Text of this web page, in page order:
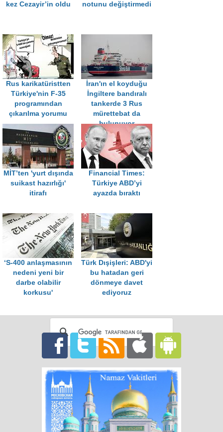
kez Cezayir’in oldu
notunu değiştirmedi
Rus karikatüristten
Türkiye'nin F-35
programından
çıkarılma yorumu
İran'ın el koyduğu
İngiltere bandıralı
tankerde 3 Rus
mürettebat da
bulunuyor
MİT’ten 'yurt dışında
suikast hazırlığı'
itirafı
Financial Times:
Türkiye ABD’yi
ayazda bıraktı
‘S-400 anlaşmasının
nedeni yeni bir
darbe olabilir
korkusu'
Türk Dışişleri: ABD'yi
bu hatadan geri
dönmeye davet
ediyoruz